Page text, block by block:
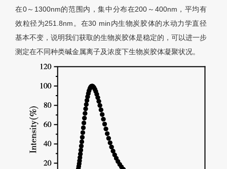
在0～1300nm的范围内，集中分布在200～400nm，平均有
效粒径为251.8nm。在30 min内生物炭胶体的水动力学直径
基本不变，说明我们获取的生物炭胶体是稳定的，可以进一步
测定在不同种类碱金属离子及浓度下生物炭胶体凝聚状况。